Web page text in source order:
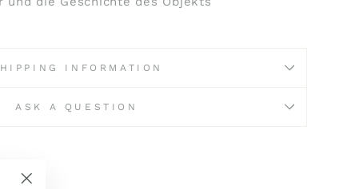
INFORMATION
ASK A QUESTION